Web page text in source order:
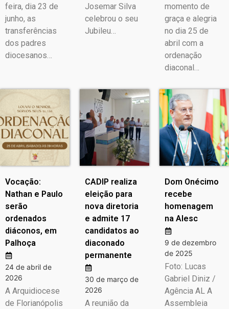
feira, dia 23 de
junho, as
transferências
dos padres
diocesanos…
Josemar Silva
celebrou o seu
Jubileu…
momento de
graça e alegria
no dia 25 de
abril com a
ordenação
diaconal…
Vocação:
Nathan e Paulo
serão
ordenados
diáconos, em
Palhoça
24 de abril de
2026
A Arquidiocese
de Florianópolis
CADIP realiza
eleição para
nova diretoria
e admite 17
candidatos ao
diaconado
permanente
30 de março de
2026
A reunião da
Dom Onécimo
recebe
homenagem
na Alesc
9 de dezembro
de 2025
Foto: Lucas
Gabriel Diniz /
Agência AL A
Assembleia